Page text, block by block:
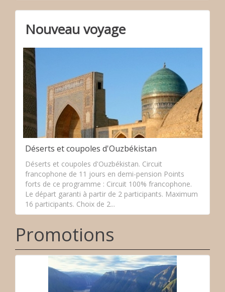
Nouveau voyage
Déserts et coupoles d'Ouzbékistan
Déserts et coupoles d'Ouzbékistan. Circuit
francophone de 11 jours en demi-pension Points
forts de ce programme : Circuit 100% francophone.
Le départ garanti à partir de 2 participants. Maximum
16 participants. Choix de 2...
Promotions